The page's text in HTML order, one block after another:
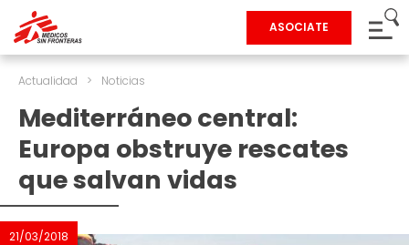
ASOCIATE
Actualidad > Noticias
Mediterráneo central:
Europa obstruye rescates
que salvan vidas
21/03/2018